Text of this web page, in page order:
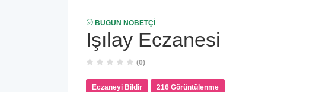
BUGÜN NÖBETÇI
Işılay Eczanesi
(0)
Eczaneyi Bildir 216 Görüntülenme